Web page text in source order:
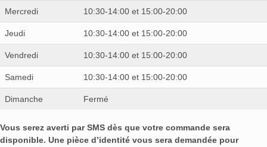
Mercredi 10:30-14:00 et 15:00-20:00
Jeudi 10:30-14:00 et 15:00-20:00
Vendredi 10:30-14:00 et 15:00-20:00
Samedi 10:30-14:00 et 15:00-20:00
Dimanche Fermé
Vous serez averti par SMS dès que votre commande sera
disponible. Une pièce d’identité vous sera demandée pour